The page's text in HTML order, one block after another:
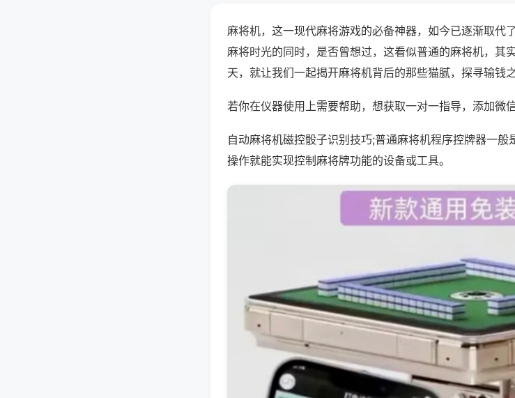
麻将机，这一现代麻将游戏的必备神器，如今已逐渐取代
麻将时光的同时，是否曾想过，这看似普通的麻将机，其
天，就让我们一起揭开麻将机背后的那些猫腻，探寻输钱之
若你在仪器使用上需要帮助，想获取一对一指导，添加微
自动麻将机磁控骰子识别技巧;普通麻将机程序控牌器一
操作就能实现控制麻将牌功能的设备或工具。